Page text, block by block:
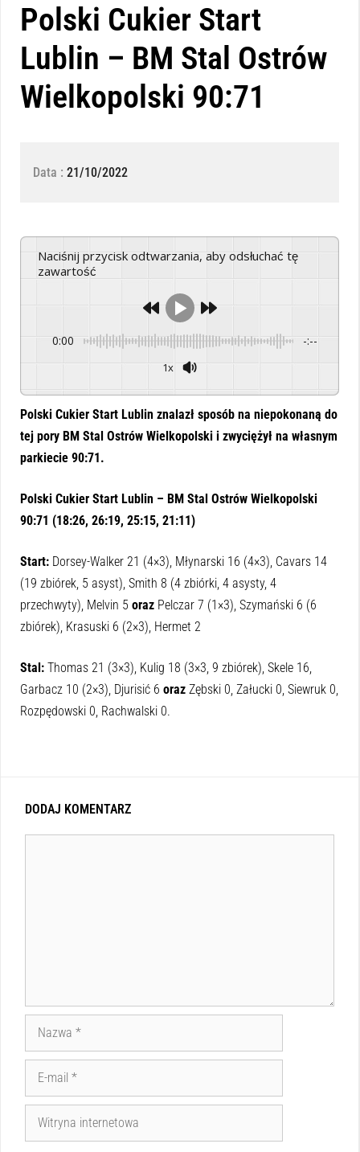
Polski Cukier Start
Lublin – BM Stal Ostrów
Wielkopolski 90:71
Data : 21/10/2022
Naciśnij przycisk odtwarzania, aby odsłuchać tę
zawartość
0:00 -:--
1x
Polski Cukier Start Lublin znalazł sposób na niepokonaną do
tej pory BM Stal Ostrów Wielkopolski i zwyciężył na własnym
parkiecie 90:71.
Polski Cukier Start Lublin – BM Stal Ostrów Wielkopolski
90:71 (18:26, 26:19, 25:15, 21:11)
Start: Dorsey-Walker 21 (4×3), Młynarski 16 (4×3), Cavars 14
(19 zbiórek, 5 asyst), Smith 8 (4 zbiórki, 4 asysty, 4
przechwyty), Melvin 5 oraz Pelczar 7 (1×3), Szymański 6 (6
zbiórek), Krasuski 6 (2×3), Hermet 2
Stal: Thomas 21 (3×3), Kulig 18 (3×3, 9 zbiórek), Skele 16,
Garbacz 10 (2×3), Djurisić 6 oraz Zębski 0, Załucki 0, Siewruk 0,
Rozpędowski 0, Rachwalski 0.
DODAJ KOMENTARZ